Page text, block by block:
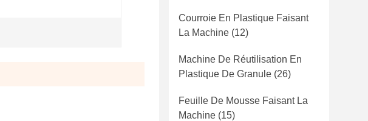
Courroie En Plastique Faisant
La Machine (12)
Machine De Réutilisation En
Plastique De Granule (26)
Feuille De Mousse Faisant La
Machine (15)